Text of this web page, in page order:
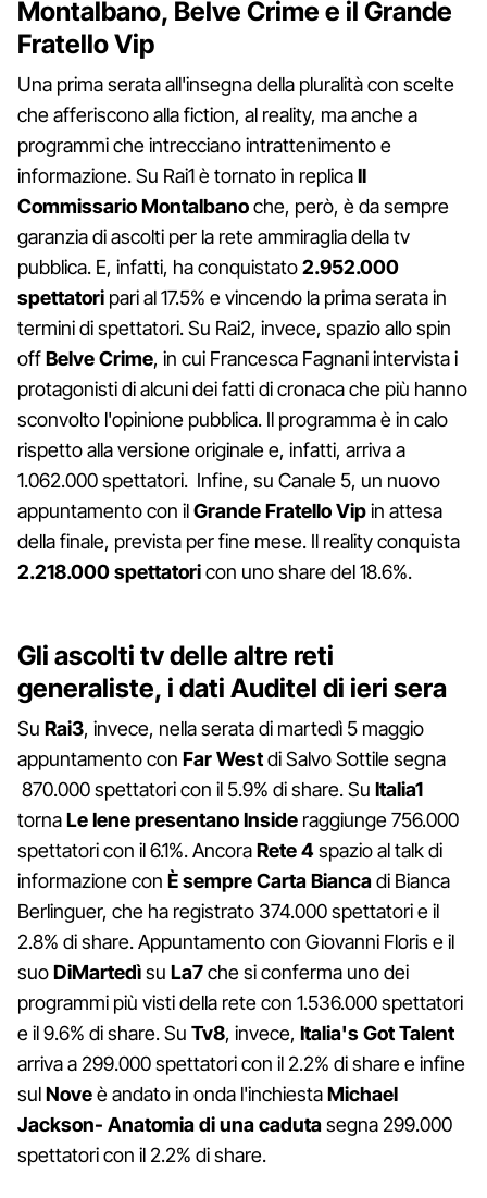
Montalbano, Belve Crime e il Grande
Fratello Vip
Una prima serata all'insegna della pluralità con scelte
che afferiscono alla fiction, al reality, ma anche a
programmi che intrecciano intrattenimento e
informazione. Su Rai1 è tornato in replicaIl
Commissario Montalbanoche, però, è da sempre
garanzia di ascolti per la rete ammiraglia della tv
pubblica. E, infatti, ha conquistato2.952.000
spettatori pari al 17.5% e vincendo la prima serata in
termini di spettatori. Su Rai2, invece, spazio allo spin
offBelve Crime, in cui Francesca Fagnani intervista i
protagonisti di alcuni dei fatti di cronaca che più hanno
sconvolto l'opinione pubblica. Il programma è in calo
rispetto alla versione originale e, infatti, arriva a
1.062.000 spettatori. Infine, su Canale 5, un nuovo
appuntamento con ilGrande Fratello Vipin attesa
della finale, prevista per fine mese. Il reality conquista
2.218.000 spettatoricon uno share del 18.6%.
Gli ascolti tv delle altre reti
generaliste, i dati Auditel di ieri sera
Su Rai3, invece, nella serata di martedì 5 maggio
appuntamento con Far Westdi Salvo Sottile segna
870.000 spettatori con il 5.9% di share. Su Italia1
tornaLe Iene presentano Inside raggiunge 756.000
spettatori con il 6.1%. AncoraRete 4spazio al talk di
informazione con È sempre Carta Biancadi Bianca
Berlinguer, che ha registrato 374.000 spettatori e il
2.8% di share. Appuntamento con Giovanni Floris e il
suoDiMartedìsu La7che si conferma uno dei
programmi più visti della rete con 1.536.000 spettatori
e il 9.6% di share. Su Tv8, invece, Italia's Got Talent
arriva a 299.000 spettatori con il 2.2% di share e infine
sulNoveè andato in onda l'inchiestaMichael
Jackson- Anatomia di una cadutasegna 299.000
spettatori con il 2.2% di share.